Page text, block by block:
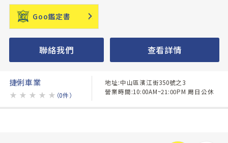
Goo鑑定書
聯絡我們 查看詳情
捷俐車業
★ ★ ★ ★ ★ （0件）
地址:中山區濱江街350號之3
營業時間:10:00AM~21:00PM 周日公休